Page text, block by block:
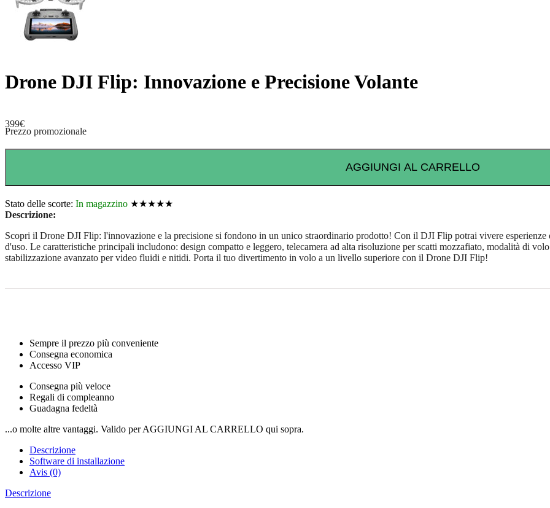
Drone DJI Flip: Innovazione e Precisione Volante
399€
Prezzo promozionale
AGGIUNGI AL CARRELLO
Stato delle scorte: In magazzino ★★★★★
Descrizione:
Scopri il Drone DJI Flip: l'innovazione e la precisione si fondono in un unico straordinario prodotto! Con il DJI Flip potrai vivere
d'uso. Le caratteristiche principali includono: design compatto e leggero, telecamera ad alta risoluzione per scatti mozzafiato, modalità di
stabilizzazione avanzato per video fluidi e nitidi. Porta il tuo divertimento in volo a un livello superiore con il Drone DJI Flip!
Sempre il prezzo più conveniente
Consegna economica
Accesso VIP
Consegna più veloce
Regali di compleanno
Guadagna fedeltà
...o molte altre vantaggi. Valido per AGGIUNGI AL CARRELLO qui sopra.
Descrizione
Software di installazione
Avis (0)
Descrizione